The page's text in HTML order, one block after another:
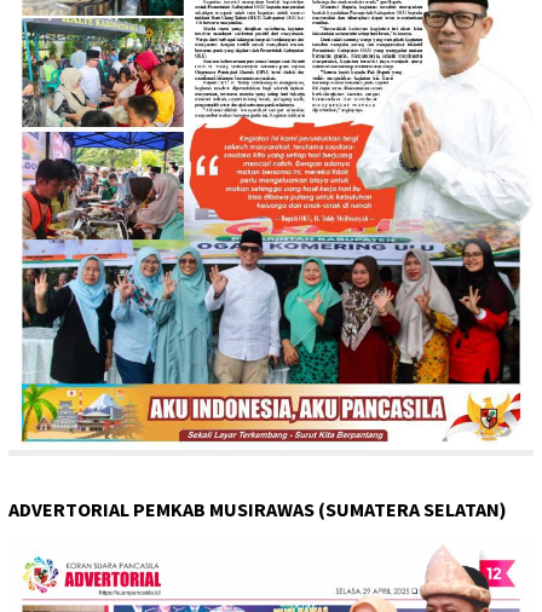
ADVERTORIAL PEMKAB MUSIRAWAS (SUMATERA SELATAN)